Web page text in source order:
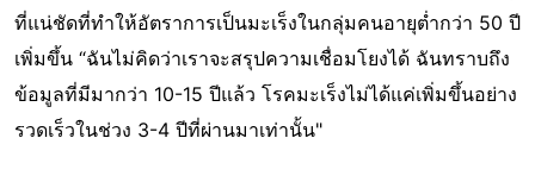
ที่แน่ชัดที่ทำให้อัตราการเป็นมะเร็งในกลุ่มคนอายุต่ำกว่า 50 ปี
เพิ่มขึ้น “ฉันไม่คิดว่าเราจะสรุปความเชื่อมโยงได้ ฉันทราบถึง
ข้อมูลที่มีมากว่า 10-15 ปีแล้ว โรคมะเร็งไม่ได้แค่เพิ่มขึ้นอย่าง
รวดเร็วในช่วง 3-4 ปีที่ผ่านมาเท่านั้น"